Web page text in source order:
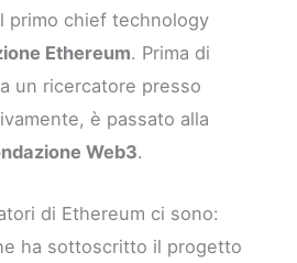
primo chief technology
Ethereum. Prima di
un ricercatore presso
è passato alla
Web3.
di Ethereum ci sono:
ha sottoscritto il progetto